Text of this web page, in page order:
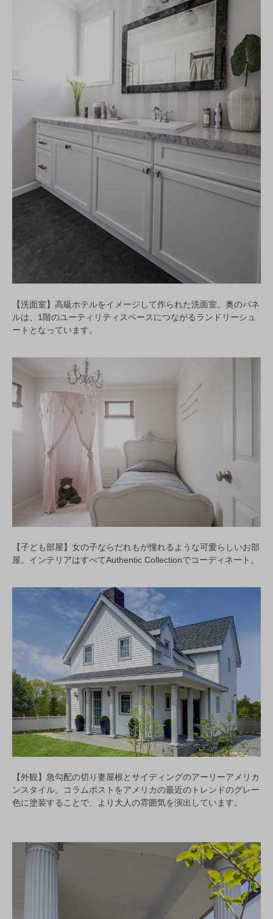
【洗面室】高級ホテルをイメージして作られた洗面室。奥のパネ
ルは、1階のユーティリティスペースにつながるランドリーシュ
ートとなっています。
【子ども部屋】女の子ならだれもが憧れるような可愛らしいお部
屋。インテリアはすべてAuthentic Collectionでコーディネート。
【外観】急勾配の切り妻屋根とサイディングのアーリーアメリカ
ンスタイル。コラムポストをアメリカの最近のトレンドのグレー
色に塗装することで、より大人の雰囲気を演出しています。